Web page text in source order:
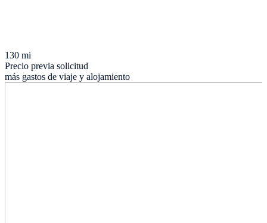
130 mi
Precio previa solicitud
más gastos de viaje y alojamiento